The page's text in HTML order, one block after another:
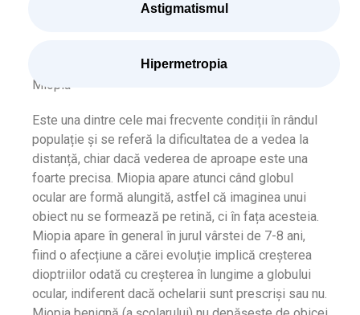
Astigmatismul
Hipermetropia
Miopia
Este una dintre cele mai frecvente condiții în rândul
populație și se referă la dificultatea de a vedea la
distanță, chiar dacă vederea de aproape este una
foarte precisa. Miopia apare atunci când globul
ocular are formă alungită, astfel că imaginea unui
obiect nu se formează pe retină, ci în fața acesteia.
Miopia apare în general în jurul vârstei de 7-8 ani,
fiind o afecțiune a cărei evoluție implică creșterea
dioptriilor odată cu creșterea în lungime a globului
ocular, indiferent dacă ochelarii sunt prescriși sau nu.